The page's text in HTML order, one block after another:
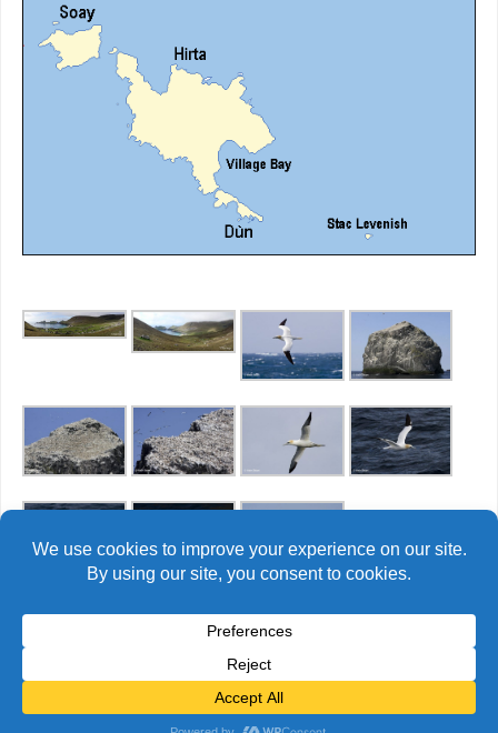
© Alain Bidart (2026) - Tous droits réservés
FIÈREMENT PROPULSÉ PARPARABOLA&